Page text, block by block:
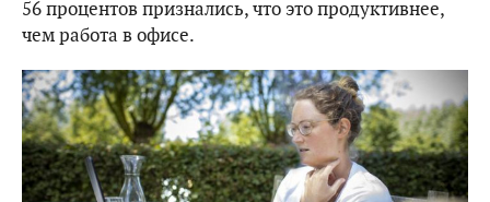
56 процентов признались, что это продуктивнее,
чем работа в офисе.